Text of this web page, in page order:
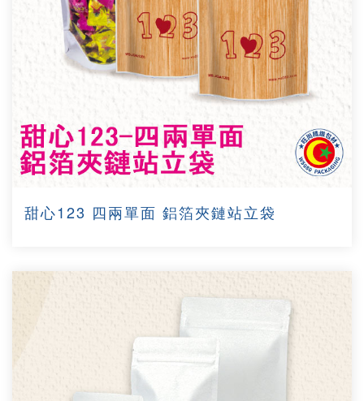
甜心123 四兩單面 鋁箔夾鏈站立袋